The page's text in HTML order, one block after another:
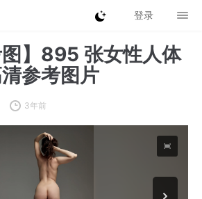
登录
图】895 张女性人体
参考图片
3年前